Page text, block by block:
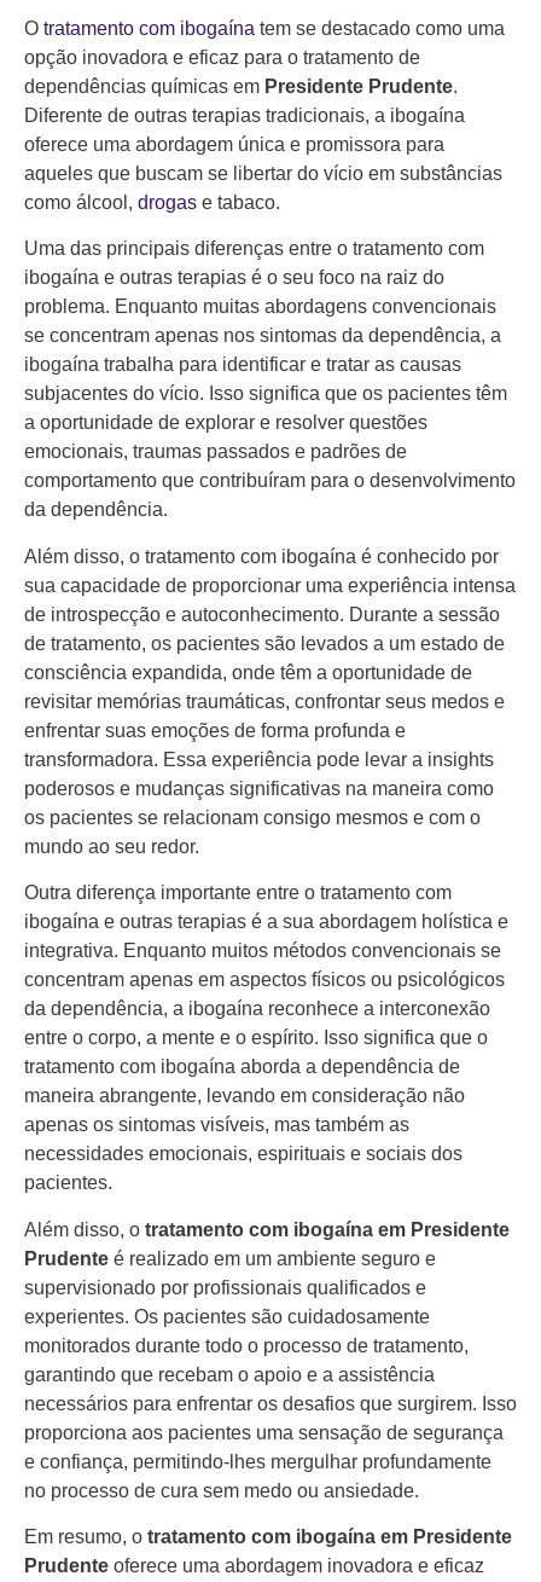
O tratamento com ibogaína tem se destacado como uma
opção inovadora e eficaz para o tratamento de
dependências químicas em Presidente Prudente.
Diferente de outras terapias tradicionais, a ibogaína
oferece uma abordagem única e promissora para
aqueles que buscam se libertar do vício em substâncias
como álcool, drogas e tabaco.
Uma das principais diferenças entre o tratamento com
ibogaína e outras terapias é o seu foco na raiz do
problema. Enquanto muitas abordagens convencionais
se concentram apenas nos sintomas da dependência, a
ibogaína trabalha para identificar e tratar as causas
subjacentes do vício. Isso significa que os pacientes têm
a oportunidade de explorar e resolver questões
emocionais, traumas passados e padrões de
comportamento que contribuíram para o desenvolvimento
da dependência.
Além disso, o tratamento com ibogaína é conhecido por
sua capacidade de proporcionar uma experiência intensa
de introspecção e autoconhecimento. Durante a sessão
de tratamento, os pacientes são levados a um estado de
consciência expandida, onde têm a oportunidade de
revisitar memórias traumáticas, confrontar seus medos e
enfrentar suas emoções de forma profunda e
transformadora. Essa experiência pode levar a insights
poderosos e mudanças significativas na maneira como
os pacientes se relacionam consigo mesmos e com o
mundo ao seu redor.
Outra diferença importante entre o tratamento com
ibogaína e outras terapias é a sua abordagem holística e
integrativa. Enquanto muitos métodos convencionais se
concentram apenas em aspectos físicos ou psicológicos
da dependência, a ibogaína reconhece a interconexão
entre o corpo, a mente e o espírito. Isso significa que o
tratamento com ibogaína aborda a dependência de
maneira abrangente, levando em consideração não
apenas os sintomas visíveis, mas também as
necessidades emocionais, espirituais e sociais dos
pacientes.
Além disso, o tratamento com ibogaína em Presidente
Prudente é realizado em um ambiente seguro e
supervisionado por profissionais qualificados e
experientes. Os pacientes são cuidadosamente
monitorados durante todo o processo de tratamento,
garantindo que recebam o apoio e a assistência
necessários para enfrentar os desafios que surgirem. Isso
proporciona aos pacientes uma sensação de segurança
e confiança, permitindo-lhes mergulhar profundamente
no processo de cura sem medo ou ansiedade.
Em resumo, o tratamento com ibogaína em Presidente
Prudente oferece uma abordagem inovadora e eficaz